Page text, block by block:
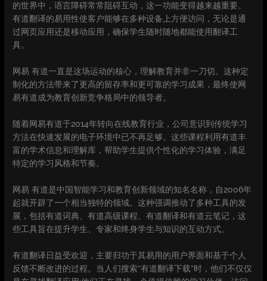
的世界中，语言障碍常常阻碍互动，这一功能变得越来越重要。
有道翻译的易用性使客户能够在多种设备上方便访问，无论是通
过网页应用还是移动应用，确保学生随时随地都能使用翻译工
具。
网易 有道一直是这场运动的核心，理解教育并非一刀切。这种定
制化的方法带来了更高的留存率和更可靠的学习成果，最终使网
易有道成为教育创新竞争格局中的领导者。
随着网易有道于2014年转向在线教育行业，公司意识到传统学习
方法在快速发展的电子环境中已不再足够。这些课程利用有道丰
富的学术信息和理解库，帮助学生提供个性化的学习体验，满足
特定的学习风格和节奏。
网易 有道是中国智能学习和教育创新领域的知名名称，自2006年
起就开辟了一个相当独特的领域。这种强调推动了多种工具的发
展，包括有道词典、有道高级课程、有道翻译和有道云笔记，这
些工具旨在提升学生、专家和终身学生与知识的互动方式。
有道翻译日益受欢迎，主要归功于其易用的用户界面和基于个人
反馈不断改进的过程。当人们搜索“有道翻译下载”时，他们不仅仅